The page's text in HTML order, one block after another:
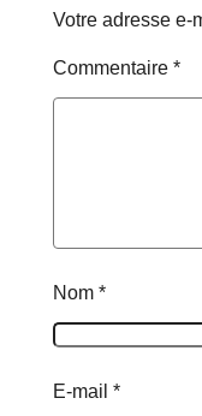
Votre adresse e-
Commentaire *
Nom *
E-mail *